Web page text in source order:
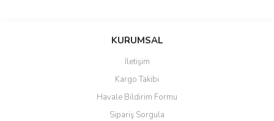
KURUMSAL
İletişim
Kargo Takibi
Havale Bildirim Formu
Sipariş Sorgula